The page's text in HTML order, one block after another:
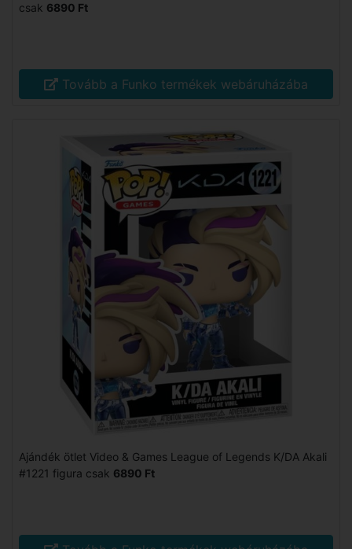
csak 6890 Ft
Tovább a Funko termékek webáruházába
Ajándék ötlet Video & Games League of Legends K/DA Akali
#1221 figura csak 6890 Ft